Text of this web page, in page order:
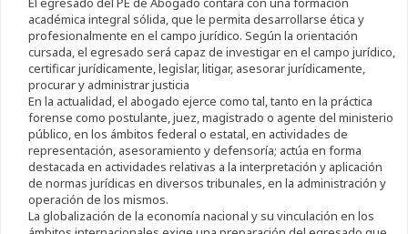
académica integral sólida, que le permita desarrollarse ética y
profesionalmente en el campo jurídico. Según la orientación
cursada, el egresado será capaz de investigar en el campo jurídico,
certificar jurídicamente, legislar, litigar, asesorar jurídicamente,
procurar y administrar justicia
En la actualidad, el abogado ejerce como tal, tanto en la práctica
forense como postulante, juez, magistrado o agente del ministerio
público, en los ámbitos federal o estatal, en actividades de
representación, asesoramiento y defensoría; actúa en forma
destacada en actividades relativas a la interpretación y aplicación
de normas jurídicas en diversos tribunales, en la administración y
operación de los mismos.
La globalización de la economía nacional y su vinculación en los